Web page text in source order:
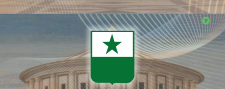
Skip